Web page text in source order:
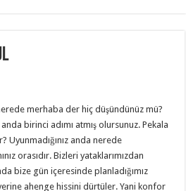
merhaba der hiç düşündünüz mü?
birinci adımı atmış olursunuz. Pekala
Uyunmadığınız anda nerede
orasıdır. Bizleri yataklarımızdan
bize gün içeresinde planladığımız
ahenge hissini dürtüler. Yani konfor